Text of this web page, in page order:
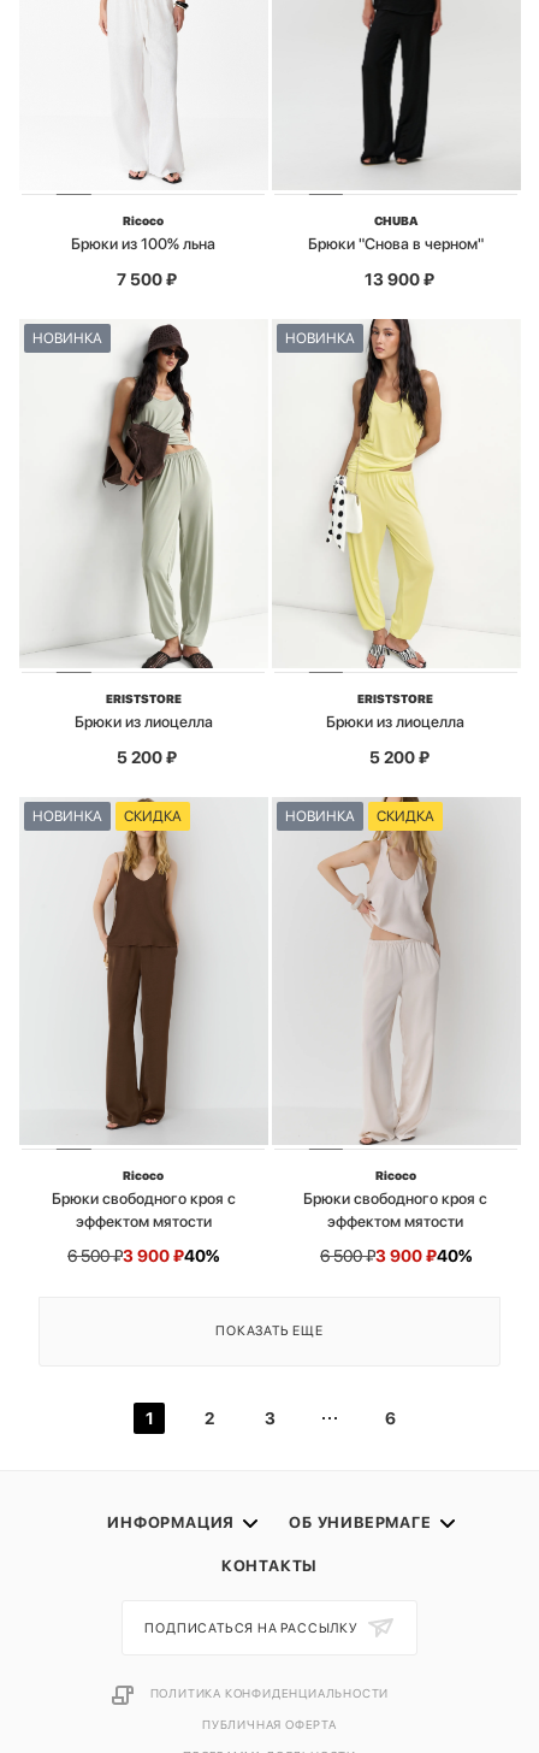
Ricoco
Брюки из 100% льна
7 500₽
CHUBA
Брюки "Снова в черном"
13 900₽
НОВИНКА
ERISTSTORE
Брюки из лиоцелла
5 200₽
НОВИНКА
ERISTSTORE
Брюки из лиоцелла
5 200₽
НОВИНКА СКИДКА
Ricoco
Брюки свободного кроя с
эффектом мятости
6 500₽3 900₽40%
НОВИНКА СКИДКА
Ricoco
Брюки свободного кроя с
эффектом мятости
6 500₽3 900₽40%
ПОКАЗАТЬ ЕЩЕ
1 2 3 6
ИНФОРМАЦИЯ ОБ УНИВЕРМАГЕ
КОНТАКТЫ
ПОДПИСАТЬСЯ НА РАССЫЛКУ
ПОЛИТИКА КОНФИДЕНЦИАЛЬНОСТИ
ПУБЛИЧНАЯ ОФЕРТА